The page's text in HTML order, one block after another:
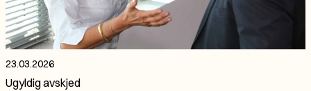
23.03.2026
Ugyldig avskjed